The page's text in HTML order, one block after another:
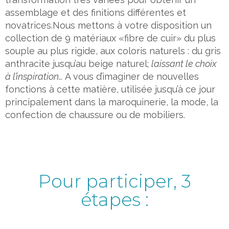
assemblage et des finitions différentes et
novatrices.Nous mettons à votre disposition un
collection de 9 matériaux «fibre de cuir» du plus
souple au plus rigide, aux coloris naturels : du gris
anthracite jusqu’au beige naturel; laissant le choix
à l’inspiration… A vous d’imaginer de nouvelles
fonctions à cette matière, utilisée jusqu’à ce jour
principalement dans la maroquinerie, la mode, la
confection de chaussure ou de mobiliers.
Pour participer, 3
étapes :